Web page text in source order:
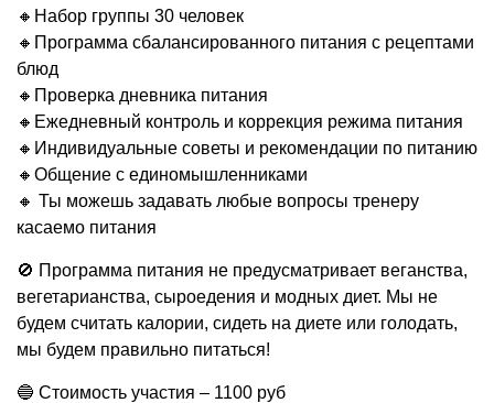
🔸Набор группы 30 человек
🔸Программа сбалансированного питания с рецептами
блюд
🔸Проверка дневника питания
🔸Ежедневный контроль и коррекция режима питания
🔸Индивидуальные советы и рекомендации по питанию
🔸Общение с единомышленниками
🔸 Ты можешь задавать любые вопросы тренеру
касаемо питания
🚫 Программа питания не предусматривает веганства,
вегетарианства, сыроедения и модных диет. Мы не
будем считать калории, сидеть на диете или голодать,
мы будем правильно питаться!
🔵 Стоимость участия – 1100 руб